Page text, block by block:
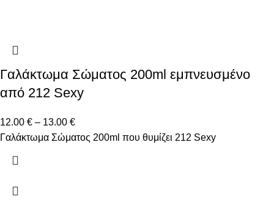
Γαλάκτωμα Σώματος 200ml εμπνευσμένο
από 212 Sexy
12.00 € – 13.00 €
Γαλάκτωμα Σώματος 200ml που θυμίζει 212 Sexy